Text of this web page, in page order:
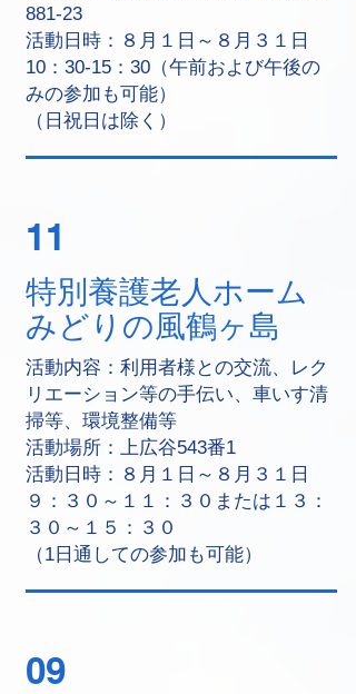
881-23
活動日時：８月１日～８月３１日
10：30-15：30（午前および午後の
みの参加も可能）
（日祝日は除く）
11
特別養護老人ホーム
みどりの風鶴ヶ島
活動内容：利用者様との交流、レク
リエーション等の手伝い、車いす清
掃等、環境整備等
活動場所：上広谷543番1
活動日時：８月１日～８月３１日
９：３０～１１：３０または１３：
３０～１５：３０
（1日通しての参加も可能）
09